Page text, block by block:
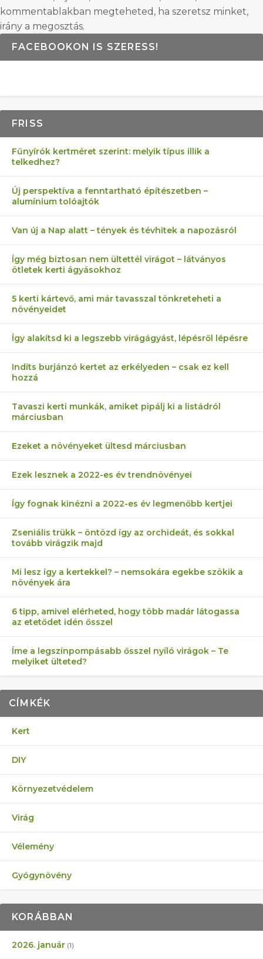
kommentablakban megteheted, ha szeretsz minket,
irány a megosztás.
FACEBOOKON IS SZERESS!
FRISS
Fűnyírók kertméret szerint: melyik típus illik a
telkedhez?
Új perspektíva a fenntartható építészetben –
alumínium tolóajtók
Van új a Nap alatt – tények és tévhitek a napozásról
Így még biztosan nem ültettél virágot – látványos
ötletek kerti ágyásokhoz
5 kerti kártevő, ami már tavasszal tönkreteheti a
növényeidet
Így alakítsd ki a legszebb virágágyást, lépésről lépésre
Indíts burjánzó kertet az erkélyeden – csak ez kell
hozzá
Tavaszi kerti munkák, amiket pipálj ki a listádról
márciusban
Ezeket a növényeket ültesd márciusban
Ezek lesznek a 2022-es év trendnövényei
Így fognak kinézni a 2022-es év legmenőbb kertjei
Zseniális trükk – öntözd így az orchideát, és sokkal
tovább virágzik majd
Mi lesz így a kertekkel? – nemsokára egekbe szökik a
növények ára
6 tipp, amivel elérheted, hogy több madár látogassa
az etetődet idén ősszel
Íme a legszínpompásabb ősszel nyíló virágok – Te
melyiket ülteted?
CÍMKÉK
Kert
DIY
Környezetvédelem
Virág
Vélemény
Gyógynövény
KORÁBBAN
2026. január (1)